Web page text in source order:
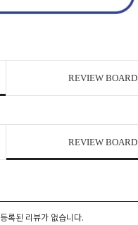
REVIEW BOARD
REVIEW BOARD
등록된 리뷰가 없습니다.